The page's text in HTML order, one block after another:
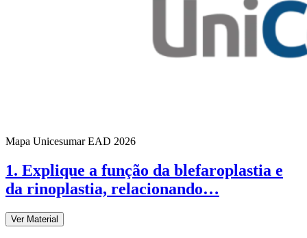
Mapa Unicesumar EAD 2026
1. Explique a função da blefaroplastia e
da rinoplastia, relacionando…
Ver Material